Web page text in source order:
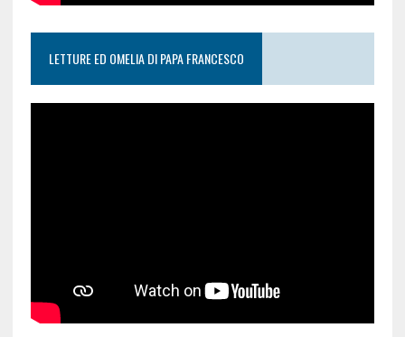
LETTURE ED OMELIA DI PAPA FRANCESCO